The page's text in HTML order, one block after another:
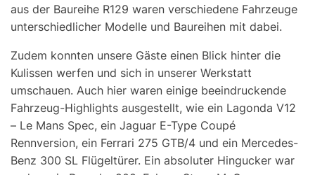
aus der Baureihe R129 waren verschiedene Fahrzeuge
unterschiedlicher Modelle und Baureihen mit dabei.
Zudem konnten unsere Gäste einen Blick hinter die
Kulissen werfen und sich in unserer Werkstatt
umschauen. Auch hier waren einige beeindruckende
Fahrzeug-Highlights ausgestellt, wie ein Lagonda V12
– Le Mans Spec, ein Jaguar E-Type Coupé
Rennversion, ein Ferrari 275 GTB/4 und ein Mercedes-
Benz 300 SL Flügeltürer. Ein absoluter Hingucker war